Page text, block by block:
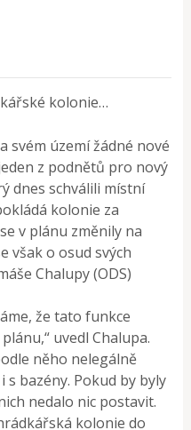
kolonie…
svém území žádné nové
z podnětů pro nový
dnes schválili místní
kolonie za
v plánu změnily na
však o osud svých
Chalupy (ODS)
že tato funkce
uvedl Chalupa.
něho nelegálně
s bazény. Pokud by byly
nedalo nic postavit.
kolonie do